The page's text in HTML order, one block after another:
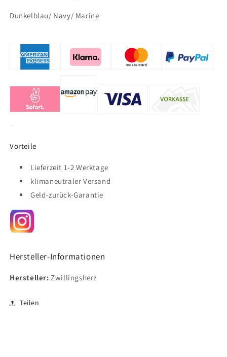
Dunkelblau/ Navy/ Marine
Vorteile
Lieferzeit 1-2 Werktage
klimaneutraler Versand
Geld-zurück-Garantie
Hersteller-Informationen
Hersteller: Zwillingsherz
Teilen